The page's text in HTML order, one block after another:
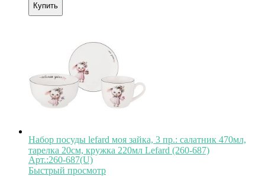
Купить
Набор посуды lefard моя зайка, 3 пр.: салатник 470мл,
тарелка 20см, кружка 220мл Lefard (260-687)
Арт.:260-687(U)
Быстрый просмотр